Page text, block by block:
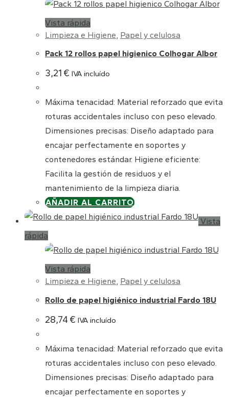
Vista rápida
Limpieza e Higiene, Papel y celulosa
Pack 12 rollos papel higienico Colhogar Albor
3,21 € IVA incluído
Máxima tenacidad: Material reforzado que evita
roturas accidentales incluso con peso elevado.
Dimensiones precisas: Diseño adaptado para
encajar perfectamente en soportes y
contenedores estándar. Higiene eficiente:
Facilita la gestión de residuos y el
mantenimiento de la limpieza diaria.
AÑADIR AL CARRITO
Vista
rápida
Vista rápida
Limpieza e Higiene, Papel y celulosa
Rollo de papel higiénico industrial Fardo 18U
28,74 € IVA incluído
Máxima tenacidad: Material reforzado que evita
roturas accidentales incluso con peso elevado.
Dimensiones precisas: Diseño adaptado para
encajar perfectamente en soportes y